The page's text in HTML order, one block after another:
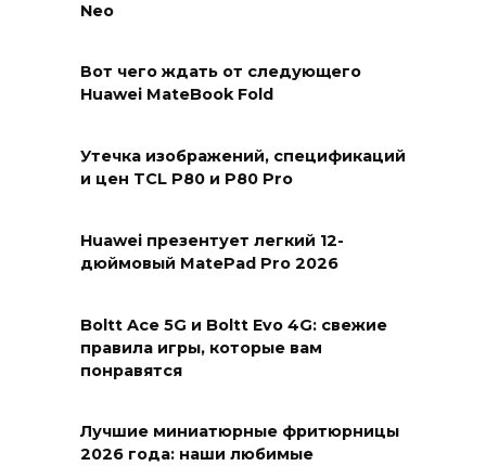
Neo
Вот чего ждать от следующего
Huawei MateBook Fold
Утечка изображений, спецификаций
и цен TCL P80 и P80 Pro
Huawei презентует легкий 12-
дюймовый MatePad Pro 2026
Boltt Ace 5G и Boltt Evo 4G: свежие
правила игры, которые вам
понравятся
Лучшие миниатюрные фритюрницы
2026 года: наши любимые